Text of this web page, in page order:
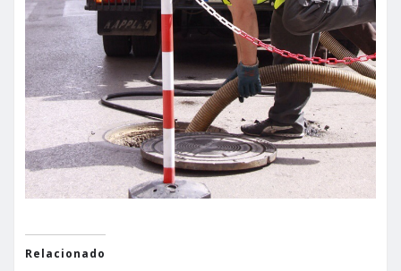
Relacionado